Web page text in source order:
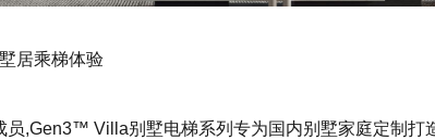
居乘梯体验
,Gen3™ Villa别墅电梯系列专为国内别墅家庭定制打